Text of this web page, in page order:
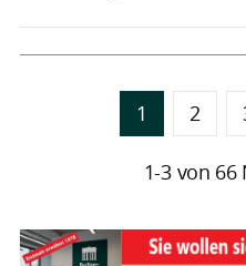
1 2
1-3 von 66